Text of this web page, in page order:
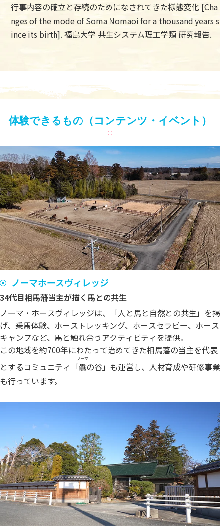
行事内容の確立と存続のためになされてきた様態変化 [Cha
nges of the mode of Soma Nomaoi for a thousand years s
ince its birth]. 福島大学 共生システム理工学類 研究報告.
体験できるもの（コンテンツ・イベント）
ノーマホースヴィレッジ
34代目相馬藩当主が描く馬との共生
ノーマ・ホースヴィレッジは、「人と馬と自然との共生」を掲
げ、乗馬体験、ホーストレッキング、ホースセラピー、ホース
キャンプなど、馬と触れ合うアクティビティを提供。
この地域を約700年にわたって治めてきた相馬藩の当主を代表
とするコミュニティ「驫
ノーマ
の谷」も運営し、人材育成や研修事業
も行っています。